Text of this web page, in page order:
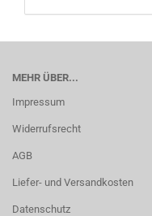
MEHR ÜBER...
Impressum
Widerrufsrecht
AGB
Liefer- und Versandkosten
Datenschutz